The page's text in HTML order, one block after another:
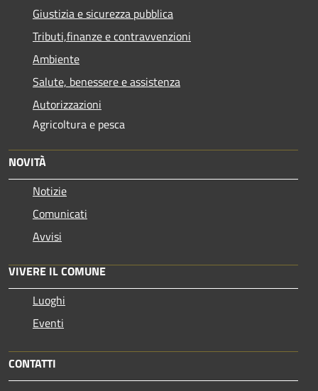
Giustizia e sicurezza pubblica
Tributi,finanze e contravvenzioni
Ambiente
Salute, benessere e assistenza
Autorizzazioni
Agricoltura e pesca
NOVITÀ
Notizie
Comunicati
Avvisi
VIVERE IL COMUNE
Luoghi
Eventi
CONTATTI